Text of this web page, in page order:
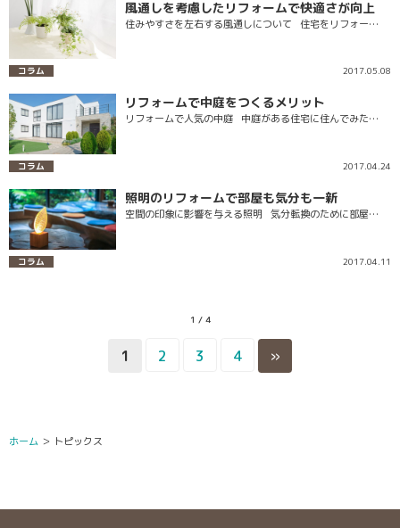
風通しを考慮したリフォームで快適さが向上
住みやすさを左右する風通しについて 住宅をリフォー…
コラム 2017.05.08
リフォームで中庭をつくるメリット
リフォームで人気の中庭 中庭がある住宅に住んでみた…
コラム 2017.04.24
照明のリフォームで部屋も気分も一新
空間の印象に影響を与える照明 気分転換のために部屋…
コラム 2017.04.11
1 / 4
1 2 3 4 »
ホーム ＞ トピックス